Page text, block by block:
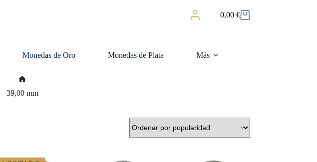
Carro
0,00 €
Monedas de Oro Monedas de Plata Más
39,00 mm